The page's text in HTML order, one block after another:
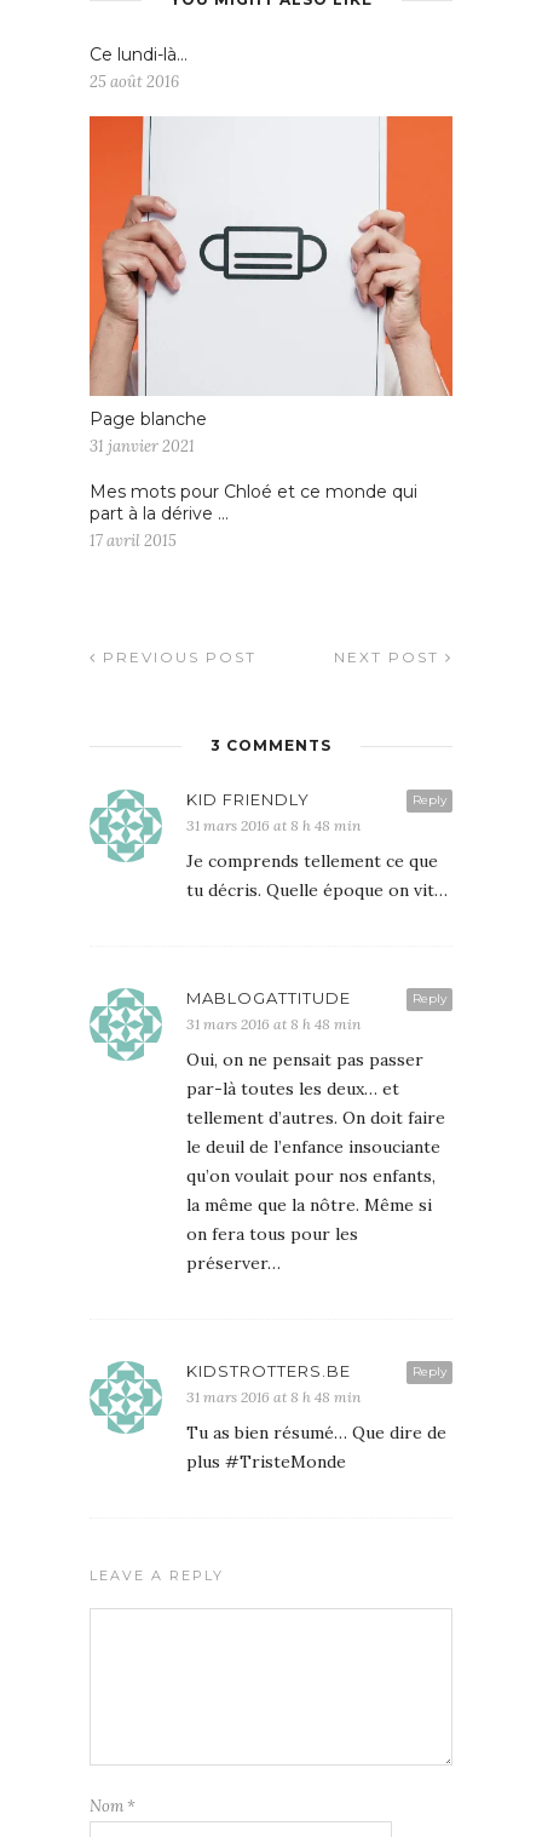
Ce lundi-là…
25 août 2016
Page blanche
31 janvier 2021
Mes mots pour Chloé et ce monde qui
part à la dérive …
17 avril 2015
PREVIOUS POST NEXT POST
3 COMMENTS
Reply
KID FRIENDLY
31 mars 2016 at 8 h 48 min
Je comprends tellement ce que
tu décris. Quelle époque on vit…
Reply
MABLOGATTITUDE
31 mars 2016 at 8 h 48 min
Oui, on ne pensait pas passer
par-là toutes les deux… et
tellement d’autres. On doit faire
le deuil de l’enfance insouciante
qu’on voulait pour nos enfants,
la même que la nôtre. Même si
on fera tous pour les
préserver…
Reply
KIDSTROTTERS.BE
31 mars 2016 at 8 h 48 min
Tu as bien résumé… Que dire de
plus #TristeMonde
LEAVE A REPLY
Nom *